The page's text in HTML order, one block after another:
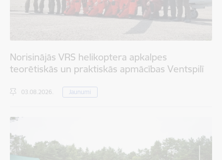
Norisinājās VRS helikoptera apkalpes
teorētiskās un praktiskās apmācības Ventspilī
03.08.2026. Jaunumi